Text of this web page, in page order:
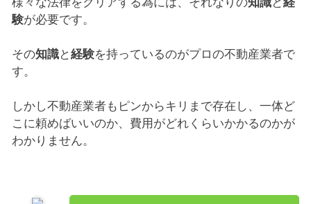
験が必要です。
その知識と経験を持っているのがプロの不動産業者で
す。
しかし不動産業者もピンからキリまで存在し、一体ど
こに頼めばいいのか、費用がどれくらいかかるのかが
わかりません。